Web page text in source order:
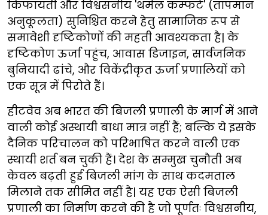
किफायती और विश्वसनीय 'थर्मल कम्फर्ट' (तापमान
अनुकूलता) सुनिश्चित करने हेतु सामाजिक रूप से
समावेशी दृष्टिकोणों की महती आवश्यकता है| के
दृष्टिकोण ऊर्जा पहुंच, आवास डिजाइन, सार्वजनिक
बुनियादी ढांचे, और विकेंद्रीकृत ऊर्जा प्रणालियों को
एक सूत्र में पिरोते हैं।
हीटवेव अब भारत की बिजली प्रणाली के मार्ग में आने
वाली कोई अस्थायी बाधा मात्र नहीं हैं; बल्कि ये इसके
दैनिक परिचालन को परिभाषित करने वाली एक
स्थायी शर्त बन चुकी हैं। देश के सम्मुख चुनौती अब
केवल बढ़ती हुई बिजली मांग के साथ कदमताल
मिलाने तक सीमित नहीं है| यह एक ऐसी बिजली
प्रणाली का निर्माण करने की है जो पूर्णतः विश्वसनीय,